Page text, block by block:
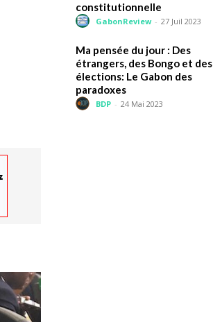
constitutionnelle
GabonReview - 27 Juil 2023
Ma pensée du jour : Des
étrangers, des Bongo et des
élections: Le Gabon des
paradoxes
BDP - 24 Mai 2023